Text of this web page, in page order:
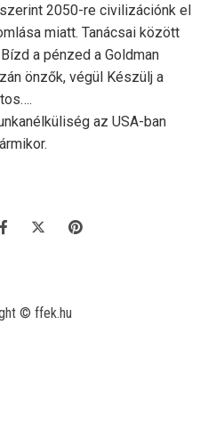
2050-re civilizációnk el
miatt. Tanácsai között
a pénzed a Goldman
önzők, végül Készülj a
az USA-ban
© ffek.hu